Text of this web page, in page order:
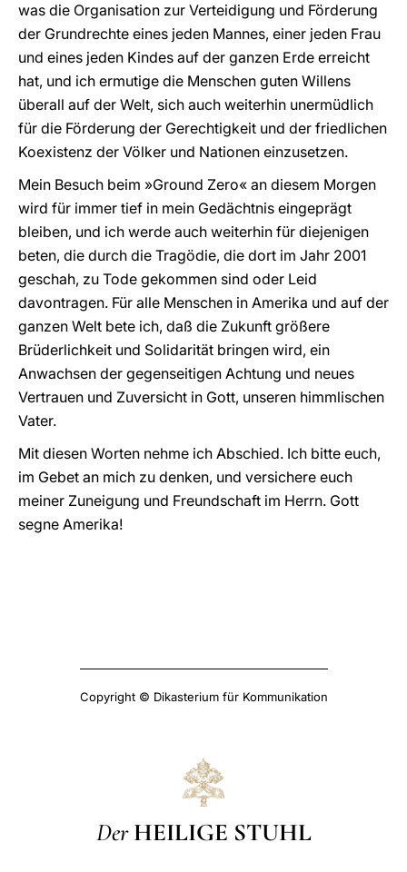
was die Organisation zur Verteidigung und Förderung
der Grundrechte eines jeden Mannes, einer jeden Frau
und eines jeden Kindes auf der ganzen Erde erreicht
hat, und ich ermutige die Menschen guten Willens
überall auf der Welt, sich auch weiterhin unermüdlich
für die Förderung der Gerechtigkeit und der friedlichen
Koexistenz der Völker und Nationen einzusetzen.
Mein Besuch beim »Ground Zero« an diesem Morgen
wird für immer tief in mein Gedächtnis eingeprägt
bleiben, und ich werde auch weiterhin für diejenigen
beten, die durch die Tragödie, die dort im Jahr 2001
geschah, zu Tode gekommen sind oder Leid
davontragen. Für alle Menschen in Amerika und auf der
ganzen Welt bete ich, daß die Zukunft größere
Brüderlichkeit und Solidarität bringen wird, ein
Anwachsen der gegenseitigen Achtung und neues
Vertrauen und Zuversicht in Gott, unseren himmlischen
Vater.
Mit diesen Worten nehme ich Abschied. Ich bitte euch,
im Gebet an mich zu denken, und versichere euch
meiner Zuneigung und Freundschaft im Herrn. Gott
segne Amerika!
Copyright © Dikasterium für Kommunikation
Der HEILIGE STUHL